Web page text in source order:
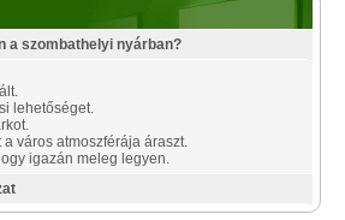
a szombathelyi nyárban?
lehetőséget.
a város atmoszférája áraszt.
igazán meleg legyen.